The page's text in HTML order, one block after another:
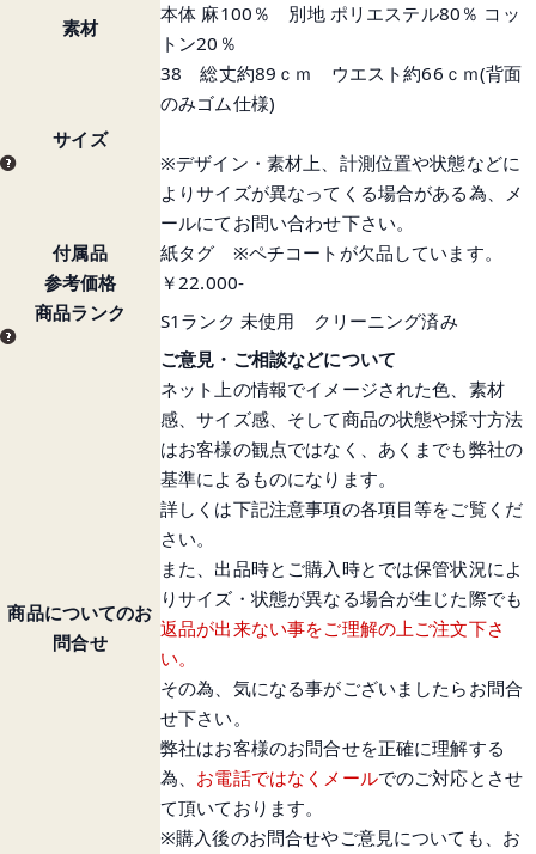
素材
本体 麻100％ 別地 ポリエステル80％ コッ
トン20％
サイズ
38 総丈約89ｃｍ ウエスト約66ｃｍ(背面
のみゴム仕様)
※デザイン・素材上、計測位置や状態などに
よりサイズが異なってくる場合がある為、メ
ールにてお問い合わせ下さい。
付属品
紙タグ ※ペチコートが欠品しています。
参考価格
￥22.000-
商品ランク
S1ランク 未使用 クリーニング済み
商品についてのお
問合せ
ご意見・ご相談などについて
ネット上の情報でイメージされた色、素材
感、サイズ感、そして商品の状態や採寸方法
はお客様の観点ではなく、あくまでも弊社の
基準によるものになります。
詳しくは下記注意事項の各項目等をご覧くだ
さい。
また、出品時とご購入時とでは保管状況によ
りサイズ・状態が異なる場合が生じた際でも
返品が出来ない事をご理解の上ご注文下さ
い。
その為、気になる事がございましたらお問合
せ下さい。
弊社はお客様のお問合せを正確に理解する
為、 お電話ではなくメールでのご対応とさせ
て頂いております。
※購入後のお問合せやご意見についても、お